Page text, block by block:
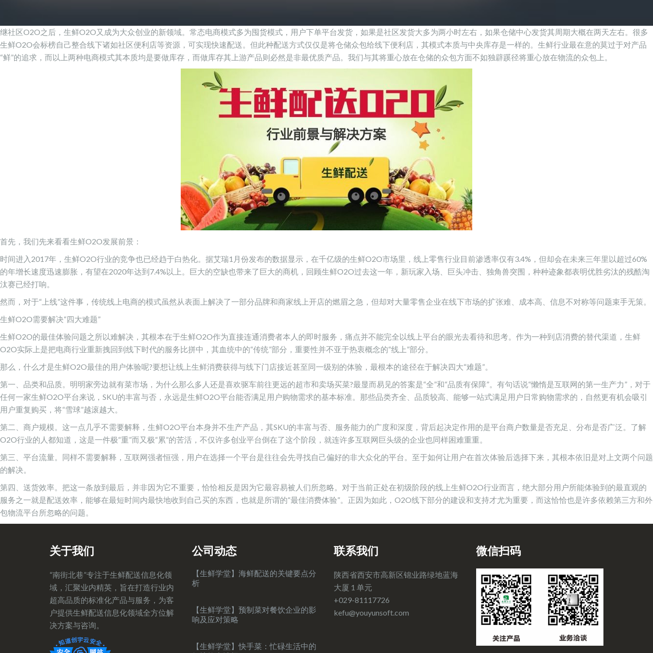
继社区O2O之后，生鲜O2O又成为大众创业的新领域。常态电商模式多为囤货模式，用户下单平台发货，如果是社区发货大多为两小时左右，如果仓储中心发货其周期大概在两天左右。很多
生鲜O2O会标榜自己整合线下诸如社区便利店等资源，可实现快速配送。但此种配送方式仅仅是将仓储众包给线下便利店，其模式本质与中央库存是一样的。生鲜行业最在意的莫过于对产品
“鲜”的追求，而以上两种电商模式其本质均是要做库存，而做库存其上游产品则必然是非最优质产品。我们与其将重心放在仓储的众包方面不如独辟蹊径将重心放在物流的众包上。
首先，我们先来看看生鲜O2O发展前景：
时间进入2017年，生鲜O2O行业的竞争也已经趋于白热化。据艾瑞1月份发布的数据显示，在千亿级的生鲜O2O市场里，线上零售行业目前渗透率仅有3.4%，但却会在未来三年里以超过60%
的年增长速度迅速膨胀，有望在2020年达到7.4%以上。巨大的空缺也带来了巨大的商机，回顾生鲜O2O过去这一年，新玩家入场、巨头冲击、独角兽突围，种种迹象都表明优胜劣汰的残酷淘
汰赛已经打响。
然而，对于“上线”这件事，传统线上电商的模式虽然从表面上解决了一部分品牌和商家线上开店的燃眉之急，但却对大量零售企业在线下市场的扩张难、成本高、信息不对称等问题束手无策。
生鲜O2O需要解决“四大难题”
生鲜O2O的最佳体验问题之所以难解决，其根本在于生鲜O2O作为直接连通消费者本人的即时服务，痛点并不能完全以线上平台的眼光去看待和思考。作为一种到店消费的替代渠道，生鲜
O2O实际上是把电商行业重新拽回到线下时代的服务比拼中，其血统中的“传统”部分，重要性并不亚于热衷概念的“线上”部分。
那么，什么才是生鲜O2O最佳的用户体验呢?要想让线上生鲜消费获得与线下门店接近甚至同一级别的体验，最根本的途径在于解决四大“难题”。
第一、品类和品质。明明家旁边就有菜市场，为什么那么多人还是喜欢驱车前往更远的超市和卖场买菜?最显而易见的答案是“全”和“品质有保障”。有句话说“懒惰是互联网的第一生产力”，对于
任何一家生鲜O2O平台来说，SKU的丰富与否，永远是生鲜O2O平台能否满足用户购物需求的基本标准。那些品类齐全、品质较高、能够一站式满足用户日常购物需求的，自然更有机会吸引
用户重复购买，将“雪球”越滚越大。
第二、商户规模。这一点几乎不需要解释，生鲜O2O平台本身并不生产产品，其SKU的丰富与否、服务能力的广度和深度，背后起决定作用的是平台商户数量是否充足、分布是否广泛。了解
O2O行业的人都知道，这是一件极“重”而又极“累”的苦活，不仅许多创业平台倒在了这个阶段，就连许多互联网巨头级的企业也同样困难重重。
第三、平台流量。同样不需要解释，互联网强者恒强，用户在选择一个平台是往往会先寻找自己偏好的非大众化的平台。至于如何让用户在首次体验后选择下来，其根本依旧是对上文两个问题
的解决。
第四、送货效率。把这一条放到最后，并非因为它不重要，恰恰相反是因为它最容易被人们所忽略。对于当前正处在初级阶段的线上生鲜O2O行业而言，绝大部分用户所能体验到的最直观的
服务之一就是配送效率，能够在最短时间内最快地收到自己买的东西，也就是所谓的“最佳消费体验”。正因为如此，O2O线下部分的建设和支持才尤为重要，而这恰恰也是许多依赖第三方和外
包物流平台所忽略的问题。
关于我们
“南街北巷”专注于生鲜配送信息化领
域，汇聚业内精英，旨在打造行业内
超高品质的标准化产品与服务，为客
户提供生鲜配送信息化领域全方位解
决方案与咨询。
公司动态
【生鲜学堂】海鲜配送的关键要点分
析
【生鲜学堂】预制菜对餐饮企业的影
响及应对策略
【生鲜学堂】快手菜：忙碌生活中的
联系我们
陕西省西安市高新区锦业路绿地蓝海
大厦 1 单元
+029-81117726
kefu@youyunsoft.com‍
微信扫码